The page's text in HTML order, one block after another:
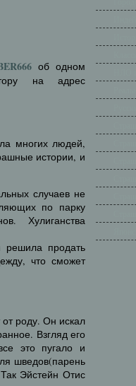
об одном
на адрес
многих людей,
истории, и
случаев не
по парку
Хулиганства
решила продать
что сможет
роду. Он искал
Взгляд его
это пугало и
шведов(парень
Эйстейн Отис